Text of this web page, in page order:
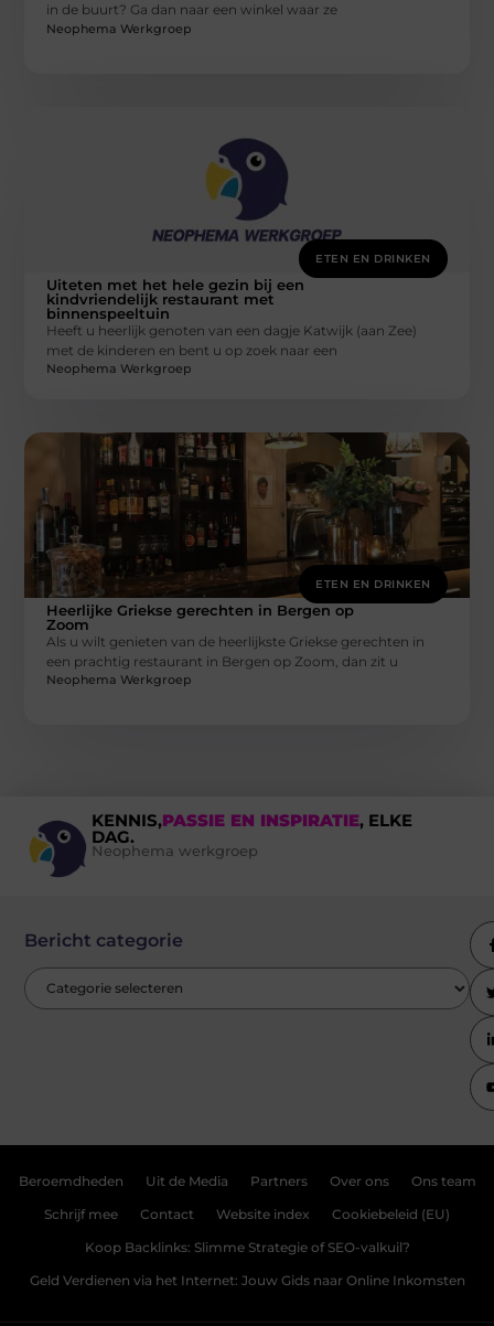
in de buurt? Ga dan naar een winkel waar ze
Neophema Werkgroep
ETEN EN DRINKEN
Uiteten met het hele gezin bij een
kindvriendelijk restaurant met
binnenspeeltuin
Heeft u heerlijk genoten van een dagje Katwijk (aan Zee)
met de kinderen en bent u op zoek naar een
Neophema Werkgroep
ETEN EN DRINKEN
Heerlijke Griekse gerechten in Bergen op
Zoom
Als u wilt genieten van de heerlijkste Griekse gerechten in
een prachtig restaurant in Bergen op Zoom, dan zit u
Neophema Werkgroep
KENNIS,PASSIE EN INSPIRATIE, ELKE
DAG.
Neophema werkgroep
Bericht categorie
Beroemdheden Uit de Media Partners Over ons Ons team
Schrijf mee Contact Website index Cookiebeleid (EU)
Koop Backlinks: Slimme Strategie of SEO-valkuil?
Geld Verdienen via het Internet: Jouw Gids naar Online Inkomsten